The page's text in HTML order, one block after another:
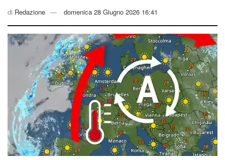
di Redazione domenica 28 Giugno 2026 16:41